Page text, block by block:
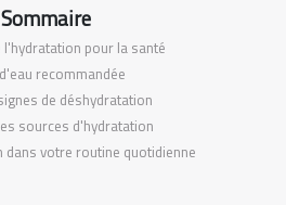
Sommaire
l'hydratation pour la santé
recommandée
de déshydratation
sources d'hydratation
dans votre routine quotidienne